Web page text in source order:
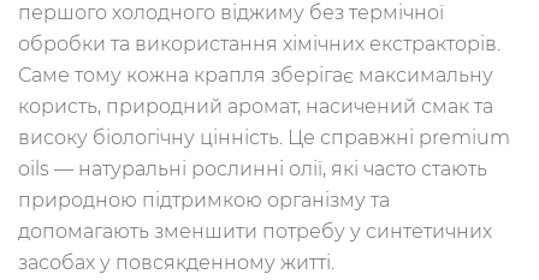
першого холодного віджиму без термічної
обробки та використання хімічних екстракторів.
Саме тому кожна крапля зберігає максимальну
користь, природний аромат, насичений смак та
високу біологічну цінність. Це справжні premium
oils — натуральні рослинні олії, які часто стають
природною підтримкою організму та
допомагають зменшити потребу у синтетичних
засобах у повсякденному житті.